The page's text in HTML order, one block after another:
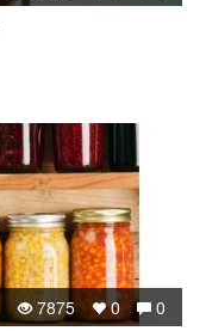
0
0
7875